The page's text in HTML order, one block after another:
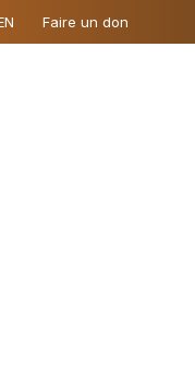
Faire un don